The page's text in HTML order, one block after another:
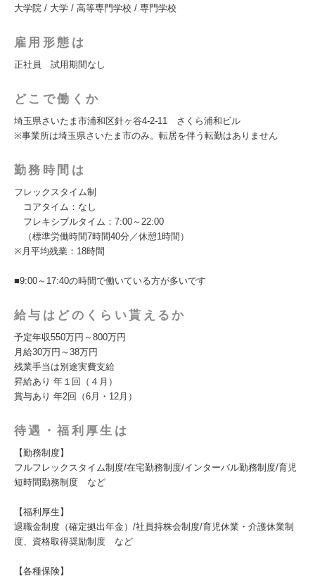
大学院 / 大学 / 高等専門学校 / 専門学校
雇用形態は
正社員 試用期間なし
どこで働くか
埼玉県さいたま市浦和区針ヶ谷4-2-11 さくら浦和ビル
※事業所は埼玉県さいたま市のみ。転居を伴う転勤はありません
勤務時間は
フレックスタイム制
コアタイム：なし
フレキシブルタイム：7:00～22:00
（標準労働時間7時間40分／休憩1時間）
※月平均残業：18時間
■9:00～17:40の時間で働いている方が多いです
給与はどのくらい貰えるか
予定年収550万円～800万円
月給30万円～38万円
残業手当は別途実費支給
昇給あり 年１回（４月）
賞与あり 年2回（6月・12月）
待遇・福利厚生は
【勤務制度】
フルフレックスタイム制度/在宅勤務制度/インターバル勤務制度/育児
短時間勤務制度 など
【福利厚生】
退職金制度（確定拠出年金）/社員持株会制度/育児休業・介護休業制
度、資格取得奨励制度 など
【各種保険】